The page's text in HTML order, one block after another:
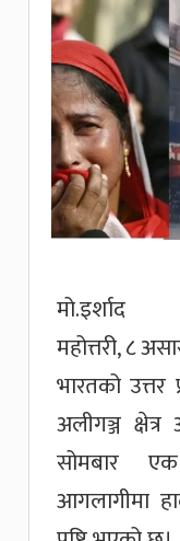
मो.इर्शाद
महोत्तरी, ८
भारतको
अलीगञ्ज
सोमबार
आगलागीमा